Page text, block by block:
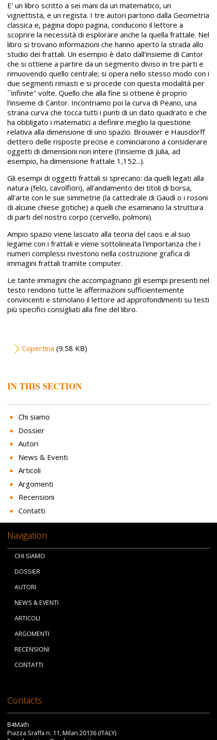
IN THIS SECTION
Chi siamo
Dossier
Autori
News & Eventi
Articoli
Argomenti
Recensioni
Contatti
E' un libro scritto a sei mani da un matematico, un
vignettista, e un regista. I tre autori partono dalla Geometria
classica e, pagina dopo pagina, conducono il lettore a
scoprire la necessità di esplorare anche la quella frattale. Nel
libro si trovano informazioni che hanno aperto la strada allo
studio dei frattali. Un esempio è dato dall'insieme di Cantor
che si ottiene a partire da un segmento diviso in tre parti e
rimuovendo quello centrale; si opera nello stesso modo con i
due segmenti rimasti e si procede con questa modalità per
``infinite'' volte. Quello che alla fine si ottiene è proprio
l'insieme di Cantor. Incontriamo poi la curva di Peano, una
strana curva che tocca tutti i punti di un dato quadrato e che
ha obbligato i matematici a definire meglio la questione
relativa alla dimensione di uno spazio. Brouwer e Hausdorff
dettero delle risposte precise e cominciarono a considerare
oggetti di dimensioni non intere (l'insieme di Julia, ad
esempio, ha dimensione frattale 1,152...).
Gli esempi di oggetti frattali si sprecano: da quelli legati alla
natura (felci, cavolfiori), all'andamento dei titoli di borsa,
all'arte con le sue simmetrie (la cattedrale di Gaudì o i rosoni
di alcune chiese gotiche) a quelli che esaminano la struttura
di parti del nostro corpo (cervello, polmoni).
Ampio spazio viene lasciato alla teoria del caos e al suo
legame con i frattali e viene sottolineata l'importanza che i
numeri complessi rivestono nella costruzione grafica di
immagini frattali tramite computer.
Le tante immagini che accompagnano gli esempi presenti nel
testo rendono tutte le affermazioni sufficientemente
convincenti e stimolano il lettore ad approfondimenti su testi
più specifici consigliati alla fine del libro.
File
Copertina (9.58 KB)
Navigation
CHI SIAMO
DOSSIER
AUTORI
NEWS & EVENTI
ARTICOLI
ARGOMENTI
RECENSIONI
CONTATTI
Contacts
B4Math
Piazza Sraffa n. 11, Milan 20136 (ITALY)